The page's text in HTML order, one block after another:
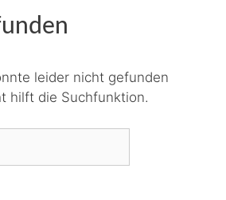
leider nicht gefunden
hilft die Suchfunktion.